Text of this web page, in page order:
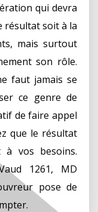
qui devra
résultat soit à la
mais surtout
son rôle.
faut jamais se
ce genre de
de faire appel
que le résultat
à vos besoins.
1261, MD
pose de